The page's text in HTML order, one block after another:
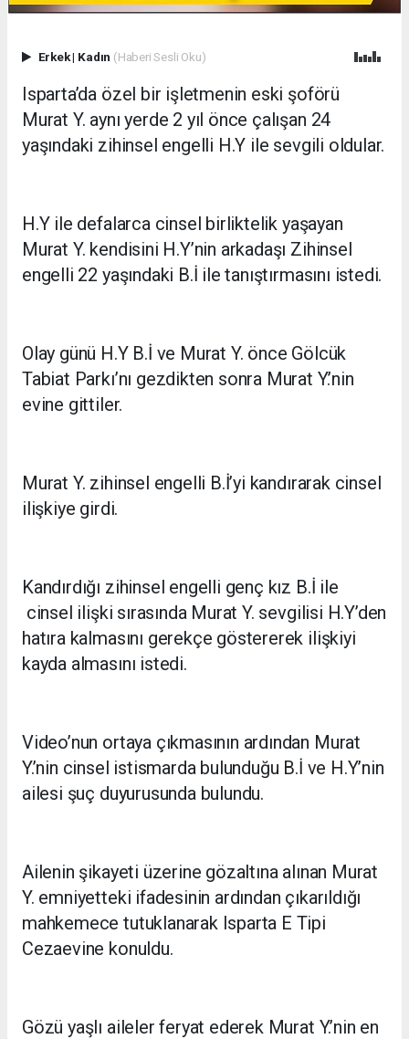
Erkek| Kadın (Haberi Sesli Oku)
Isparta’da özel bir işletmenin eski şoförü
Murat Y. aynı yerde 2 yıl önce çalışan 24
yaşındaki zihinsel engelli H.Y ile sevgili oldular.
H.Y ile defalarca cinsel birliktelik yaşayan
Murat Y. kendisini H.Y’nin arkadaşı Zihinsel
engelli 22 yaşındaki B.İ ile tanıştırmasını istedi.
Olay günü H.Y B.İ ve Murat Y. önce Gölcük
Tabiat Parkı’nı gezdikten sonra Murat Y.’nin
evine gittiler.
Murat Y. zihinsel engelli B.İ’yi kandırarak cinsel
ilişkiye girdi.
Kandırdığı zihinsel engelli genç kız B.İ ile
cinsel ilişki sırasında Murat Y. sevgilisi H.Y’den
hatıra kalmasını gerekçe göstererek ilişkiyi
kayda almasını istedi.
Video’nun ortaya çıkmasının ardından Murat
Y.’nin cinsel istismarda bulunduğu B.İ ve H.Y’nin
ailesi şuç duyurusunda bulundu.
Ailenin şikayeti üzerine gözaltına alınan Murat
Y. emniyetteki ifadesinin ardından çıkarıldığı
mahkemece tutuklanarak Isparta E Tipi
Cezaevine konuldu.
Gözü yaşlı aileler feryat ederek Murat Y.’nin en